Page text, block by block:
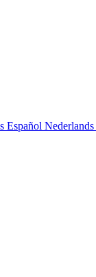
Español Nederlands